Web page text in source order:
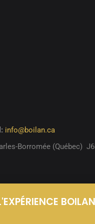
info@boilan.ca
Borromée (Québec)